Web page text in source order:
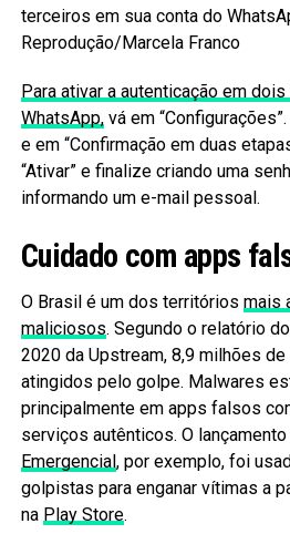
terceiros em sua conta do
Reprodução/Marcela Franco
Para ativar a autenticação em
WhatsApp,vá em
e em “Confirmação em duas
“Ativar” e finalize criando uma
informando um e-mail pessoal.
Cuidado com apps
O Brasil é um dos territórios mais
maliciosos. Segundo o relatório
2020 da Upstream, 8,9 milhões
atingidos pelo golpe. Malwares
principalmente em apps falsos
serviços autênticos. O
Emergencial , por exemplo, foi
golpistas para enganar vítimas a
na Play Store.